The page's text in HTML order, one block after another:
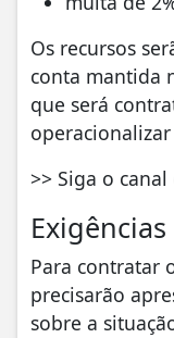
Os recursos
conta mantida
que será
>> Siga o
Exigências
Para contratar
precisarão
sobre a